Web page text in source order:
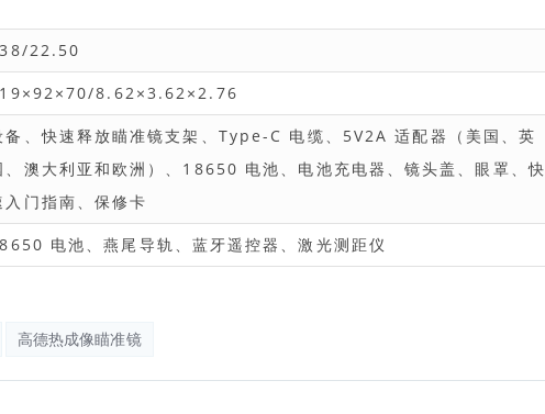
22.50
8.62×3.62×2.76
备、快速释放瞄准镜支架、Type-C 电缆、5V2A 适配器（美国、英
、澳大利亚和欧洲）、18650 电池、电池充电器、镜头盖、眼罩、快
入门指南、保修卡
电池、燕尾导轨、蓝牙遥控器、激光测距仪
高德热成像瞄准镜